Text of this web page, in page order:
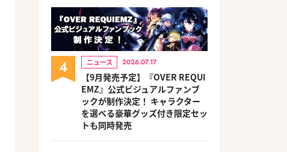
4 ニュース 2026.07.17
【9月発売予定】『OVER REQUI
EMZ』公式ビジュアルファンブ
ックが制作決定！ キャラクター
を選べる豪華グッズ付き限定セッ
トも同時発売